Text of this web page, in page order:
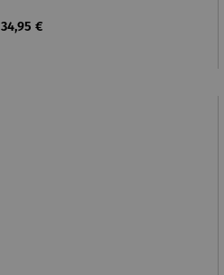
Regulärer Preis:
34,95 €